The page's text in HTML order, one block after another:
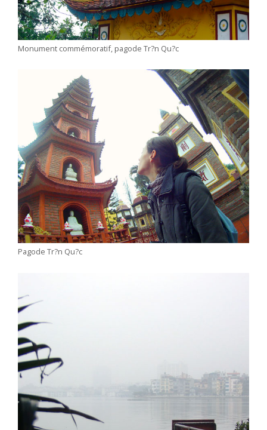
Monument commémoratif, pagode Tr?n Qu?c
Pagode Tr?n Qu?c